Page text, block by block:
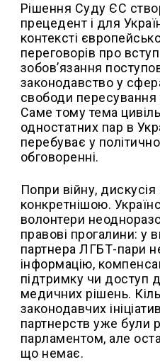
Рішення Суду ЄС
прецедент і для
контексті
переговорів про
зобов’язання
законодавство у
свободи пересування
Саме тому тема
одностатних пар в
перебуває у
обговоренні.
Попри війну,
конкретнішою.
волонтери
правові прогалини: у
партнера ЛГБТ-пари
інформацію,
підтримку чи доступ
медичних рішень.
законодавчих
партнерств уже були
парламентом, але
що немає.